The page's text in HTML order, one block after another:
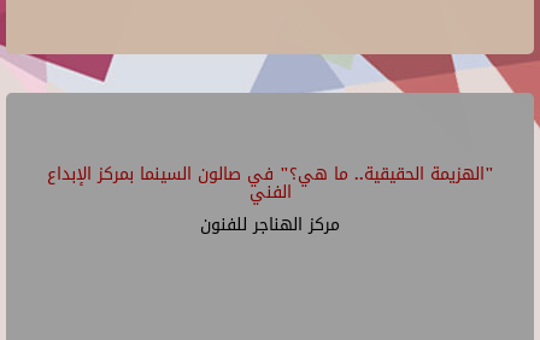
"الهزيمة الحقيقية.. ما هي؟" في صالون السينما بمركز الإبداع
الفني
مركز الهناجر للفنون